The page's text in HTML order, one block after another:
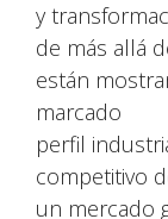
y
de más allá
están
marcado
perfil
competitivo
un mercado